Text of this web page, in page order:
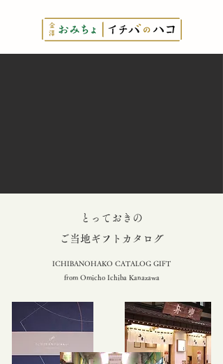
とっておきの
​ご当地ギフトカタログ
ICHIBANOHAKO CATALOG GIFT
from Omicho Ichiba Kanazawa